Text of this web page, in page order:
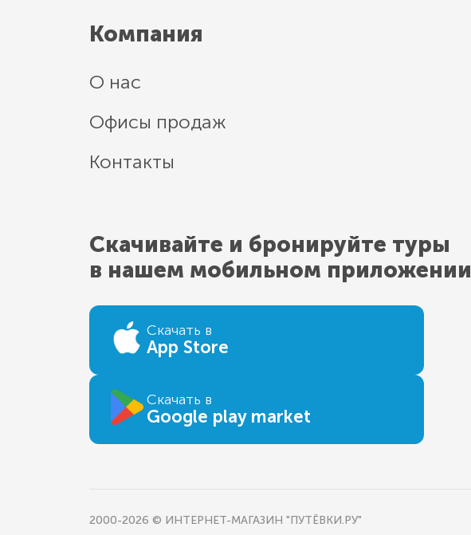
Компания
О нас
Офисы продаж
Контакты
Скачивайте и бронируйте туры
в нашем мобильном приложении
Скачать в
App Store
Скачать в
Google play market
2000-2026 © ИНТЕРНЕТ-МАГАЗИН "ПУТЁВКИ.РУ"